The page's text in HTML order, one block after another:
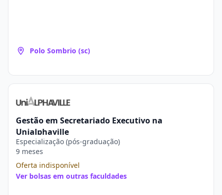
Polo Sombrio (sc)
Gestão em Secretariado Executivo na
Unialphaville
Especialização (pós-graduação)
9 meses
Oferta indisponível
Ver bolsas em outras faculdades